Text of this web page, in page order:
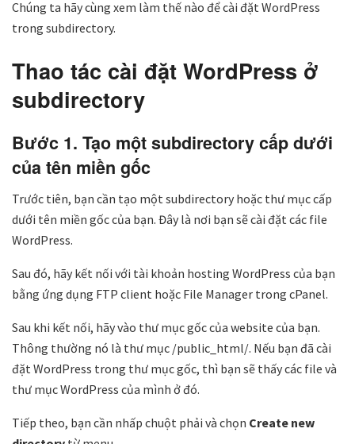
Chúng ta hãy cùng xem làm thế nào để cài đặt WordPress
trong subdirectory.
Thao tác cài đặt WordPress ở
subdirectory
Bước 1. Tạo một subdirectory cấp dưới
của tên miền gốc
Trước tiên, bạn cần tạo một subdirectory hoặc thư mục cấp
dưới tên miền gốc của bạn. Đây là nơi bạn sẽ cài đặt các file
WordPress.
Sau đó, hãy kết nối với tài khoản hosting WordPress của bạn
bằng ứng dụng FTP client hoặc File Manager trong cPanel.
Sau khi kết nối, hãy vào thư mục gốc của website của bạn.
Thông thường nó là thư mục /public_html/. Nếu bạn đã cài
đặt WordPress trong thư mục gốc, thì bạn sẽ thấy các file và
thư mục WordPress của mình ở đó.
Tiếp theo, bạn cần nhấp chuột phải và chọn Create new